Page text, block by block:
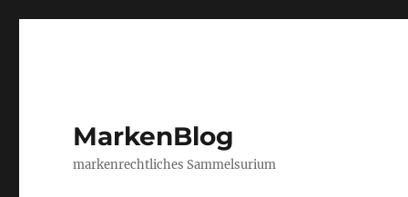
MarkenBlog
markenrechtliches Sammelsurium